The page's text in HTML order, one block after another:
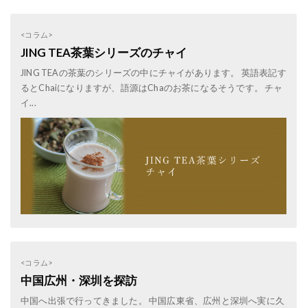
<コラム>
JING TEA茶葉シリーズのチャイ
JING TEAの茶葉のシリーズの中にチャイがあります。 英語表記す
るとChaiになりますが、語源はChaのお茶になるそうです。 チャ
イ...
<コラム>
中国広州・深圳を探訪
中国へ出張で行ってきました。 中国広東省、広州と深圳へ実に久